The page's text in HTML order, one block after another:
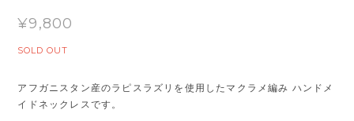
¥9,800
SOLD OUT
アフガニスタン産のラピスラズリを使用したマクラメ編み ハンドメ
イドネックレスです。